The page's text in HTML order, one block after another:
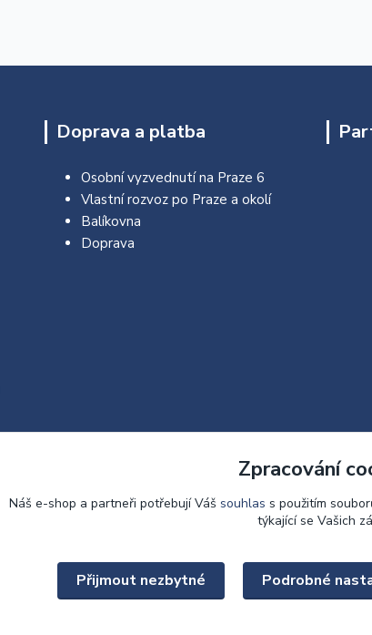
Doprava a platba
Osobní vyzvednutí na Praze 6
Vlastní rozvoz po Praze a okolí
Balíkovna
Doprava
Zpracování
Náš e-shop a partneři potřebují Váš souhlas s použitím
týkající se Vašich
Přijmout nezbytné Podrobné